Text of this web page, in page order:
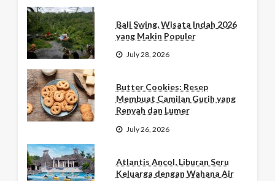
Bali Swing, Wisata Indah 2026
yang Makin Populer
July 28, 2026
Butter Cookies: Resep
Membuat Camilan Gurih yang
Renyah dan Lumer
July 26, 2026
Atlantis Ancol, Liburan Seru
Keluarga dengan Wahana Air